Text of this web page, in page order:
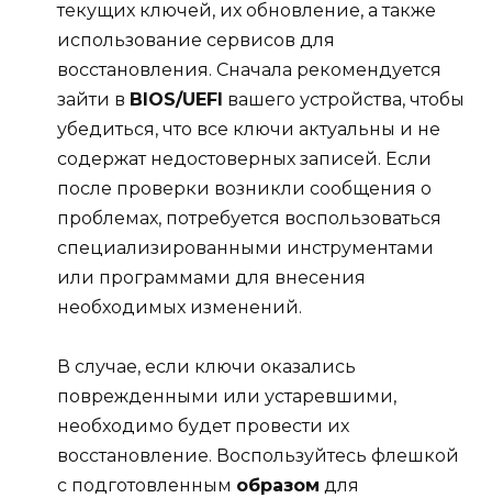
текущих ключей, их обновление, а также
использование сервисов для
восстановления. Сначала рекомендуется
зайти в BIOS/UEFI вашего устройства, чтобы
убедиться, что все ключи актуальны и не
содержат недостоверных записей. Если
после проверки возникли сообщения о
проблемах, потребуется воспользоваться
специализированными инструментами
или программами для внесения
необходимых изменений.
В случае, если ключи оказались
поврежденными или устаревшими,
необходимо будет провести их
восстановление. Воспользуйтесь флешкой
с подготовленным образом для